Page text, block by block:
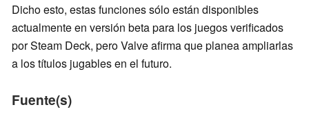
Dicho esto, estas funciones sólo están disponibles
actualmente en versión beta para los juegos verificados
por Steam Deck, pero Valve afirma que planea ampliarlas
a los títulos jugables en el futuro.
Fuente(s)